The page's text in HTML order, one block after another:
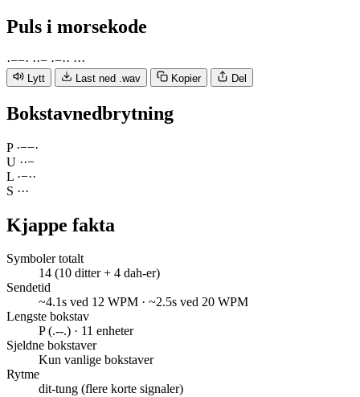
Puls i morsekode
·−−· ··− ·−·· ···
Lytt Last ned .wav Kopier Del
Bokstavnedbrytning
P ·−−·
U ··−
L ·−··
S ···
Kjappe fakta
Symboler totalt
14 (10 ditter + 4 dah-er)
Sendetid
~4.1s ved 12 WPM · ~2.5s ved 20 WPM
Lengste bokstav
P (.--.) · 11 enheter
Sjeldne bokstaver
Kun vanlige bokstaver
Rytme
dit-tung (flere korte signaler)